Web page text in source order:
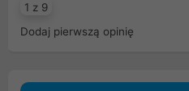
1 z 9
Dodaj pierwszą opinię